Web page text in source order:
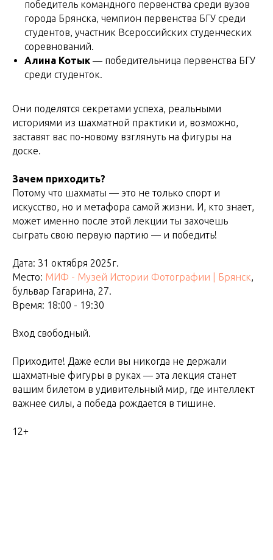
победитель командного первенства среди вузов
города Брянска, чемпион первенства БГУ среди
студентов, участник Всероссийских студенческих
соревнований.
Алина Котык — победительница первенства БГУ
среди студенток.
Они поделятся секретами успеха, реальными
историями из шахматной практики и, возможно,
заставят вас по-новому взглянуть на фигуры на
доске.
Зачем приходить?
Потому что шахматы — это не только спорт и
искусство, но и метафора самой жизни. И, кто знает,
может именно после этой лекции ты захочешь
сыграть свою первую партию — и победить!
Дата: 31 октября 2025г.
Место: МИФ - Музей Истории Фотографии | Брянск,
бульвар Гагарина, 27.
Время: 18:00 - 19:30
Вход свободный.
Приходите! Даже если вы никогда не держали
шахматные фигуры в руках — эта лекция станет
вашим билетом в удивительный мир, где интеллект
важнее силы, а победа рождается в тишине.
12+